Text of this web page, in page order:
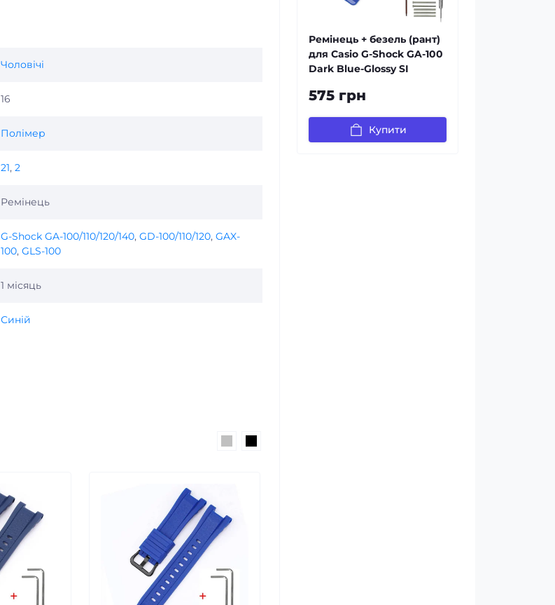
Чоловічі
16
Полімер
21, 2
Ремінець
G-Shock GA-100/110/120/140, GD-100/110/120, GAX-
100, GLS-100
1 місяць
Синій
Ремінець + безель (рант)
для Casio G-Shock GA-100
Dark Blue-Glossy SI
575 грн
Купити